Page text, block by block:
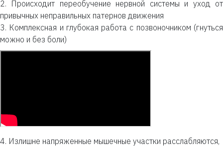
2. Происходит переобучение нервной системы и уход от
привычных неправильных патернов движения
3. Комплексная и глубокая работа с позвоночником (гнуться
можно и без боли)
4. Излишне напряженные мышечные участки расслабляются,